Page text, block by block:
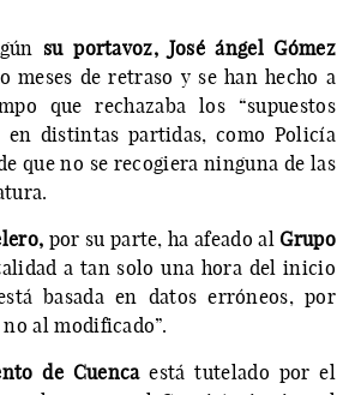
su portavoz, José ángel Gómez
meses de retraso y se han hecho a
que rechazaba los “supuestos
distintas partidas, como Policía
que no se recogiera ninguna de las
por su parte, ha afeado al Grupo
a tan solo una hora del inicio
basada en datos erróneos, por
al modificado”.
de Cuencaestá tutelado por el